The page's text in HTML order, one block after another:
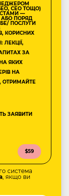
CEO ТОЩО)
—
АБО ПОРЯД
ПОСЛУГИ
КОРИСНИХ
ЛЕКЦІЇ,
ЗА
ЯКИХ
НА
ОТРИМАЙТЕ
ЗАЯВИТИ
$59
система
, якщо ви